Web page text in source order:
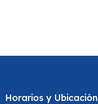
Horarios y Ubicación